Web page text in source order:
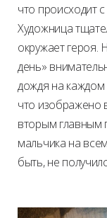
что происходит
Художница
окружает героя.
день»
дождя на
что изображено
вторым главным
мальчика на
быть, не